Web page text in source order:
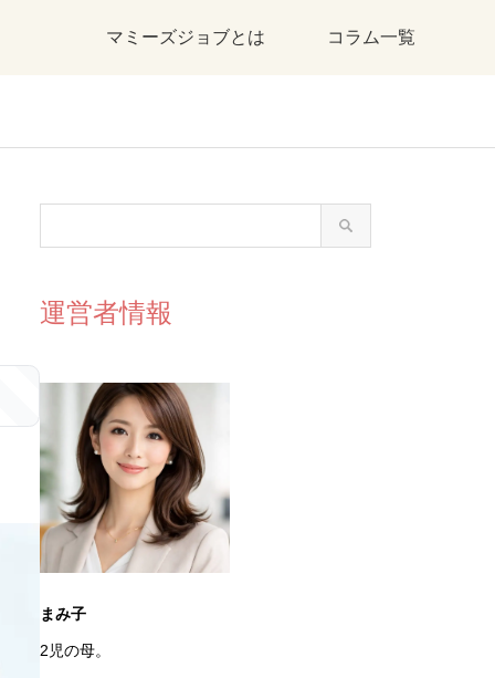
マミーズジョブとは コラム一覧
運営者情報
まみ子
2児の母。